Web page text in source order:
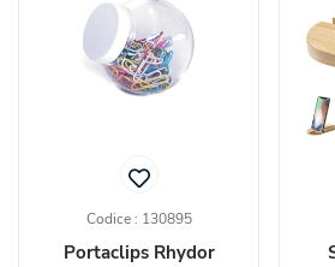
Codice : 130895
Portaclips Rhydor